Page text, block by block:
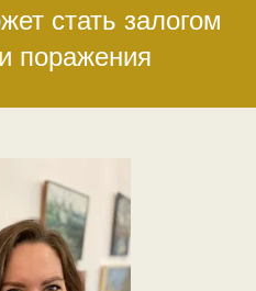
стать залогом
поражения